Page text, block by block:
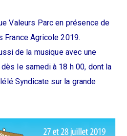
Valeurs Parc en présence de
France Agricole 2019.
de la musique avec une
le samedi à 18 h 00, dont la
Syndicate sur la grande